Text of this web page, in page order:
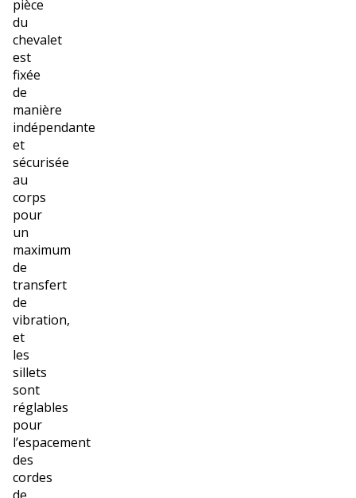
pièce
du
chevalet
est
fixée
de
manière
indépendante
et
sécurisée
au
corps
pour
un
maximum
de
transfert
de
vibration,
et
les
sillets
sont
réglables
pour
l’espacement
des
cordes